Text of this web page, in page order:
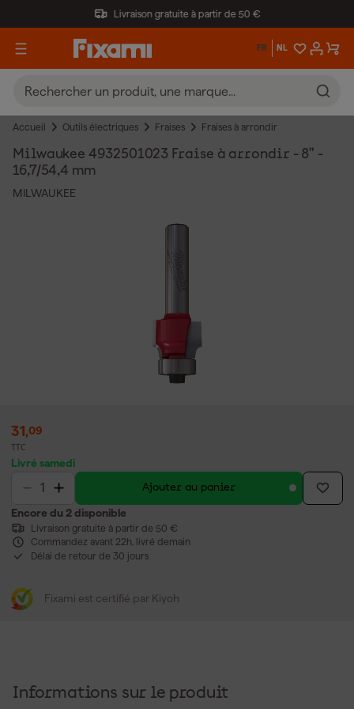
Livraison gratuite à partir de 50 €
FR NL
Accueil Outils électriques Fraises Fraises à arrondir
Milwaukee 4932501023 Fraise à arrondir - 8" -
16,7/54,4 mm
MILWAUKEE
31,09
TTC
Livré samedi
Ajouter au panier
Encore du 2 disponible
Livraison gratuite à partir de 50 €
Commandez avant 22h, livré demain
Délai de retour de 30 jours
Fixami est certifié par Kiyoh
Informations sur le produit